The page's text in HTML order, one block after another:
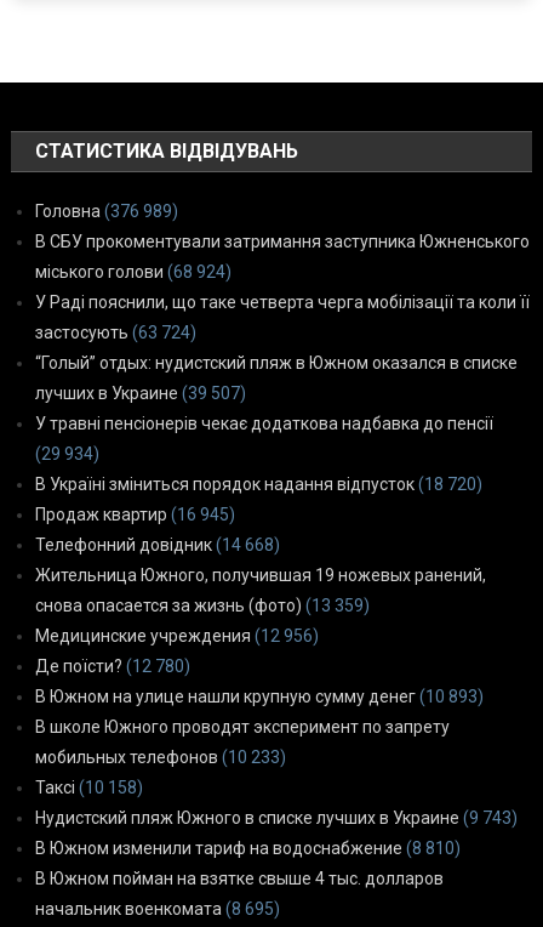
СТАТИСТИКА ВІДВІДУВАНЬ
Головна (376 989)
В СБУ прокоментували затримання заступника Южненського
міського голови (68 924)
У Раді пояснили, що таке четверта черга мобілізації та коли її
застосують (63 724)
“Голый” отдых: нудистский пляж в Южном оказался в списке
лучших в Украине (39 507)
У травні пенсіонерів чекає додаткова надбавка до пенсії
(29 934)
В Україні зміниться порядок надання відпусток(18 720)
Продаж квартир (16 945)
Телефонний довідник(14 668)
Жительница Южного, получившая 19 ножевых ранений,
снова опасается за жизнь (фото) (13 359)
Медицинские учреждения (12 956)
Де поїсти? (12 780)
В Южном на улице нашли крупную сумму денег(10 893)
В школе Южного проводят эксперимент по запрету
мобильных телефонов (10 233)
Таксі (10 158)
Нудистский пляж Южного в списке лучших в Украине (9 743)
В Южном изменили тариф на водоснабжение (8 810)
В Южном пойман на взятке свыше 4 тыс. долларов
начальник военкомата (8 695)